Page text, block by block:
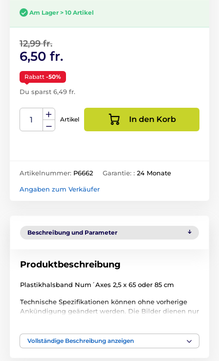
Am Lager > 10 Artikel
12,99 fr.
6,50 fr.
Rabatt -50%
Du sparst 6,49 fr.
Artikel In den Korb
Artikelnummer: P6662 Garantie: : 24 Monate
Angaben zum Verkäufer
Beschreibung und Parameter
Produktbeschreibung
Plastikhalsband Num´Axes 2,5 x 65 oder 85 cm
Technische Spezifikationen können ohne vorherige
Ankündigung geändert werden. Die Bilder dienen nur
Vollständige Beschreibung anzeigen